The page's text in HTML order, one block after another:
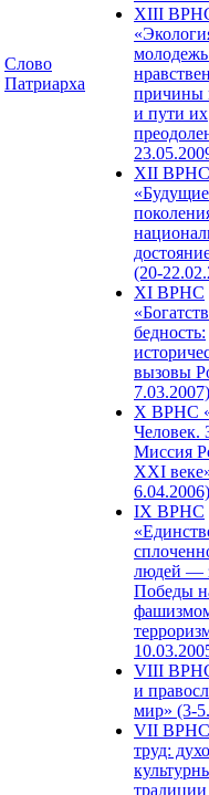
Слово
Патриарха
XIII
причины
и пути их
XII ВРНС
«Будущие
(20-
XI ВРНС
бедность:
вызовы
7.03.2007)
X ВРНС
Человек.
Миссия
XXI
6.04.2006)
IX ВРНС
людей —
Победы
VIII
и
мир» (3-
VII ВРНС
труд: